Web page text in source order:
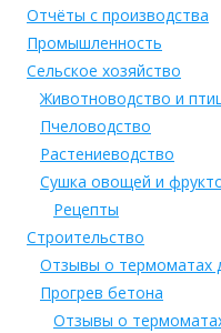
Отчёты с производства
Промышленность
Сельское хозяйство
Животноводство и
Пчеловодство
Растениеводство
Сушка овощей и
Рецепты
Строительство
Отзывы о термоматах
Прогрев бетона
Отзывы о